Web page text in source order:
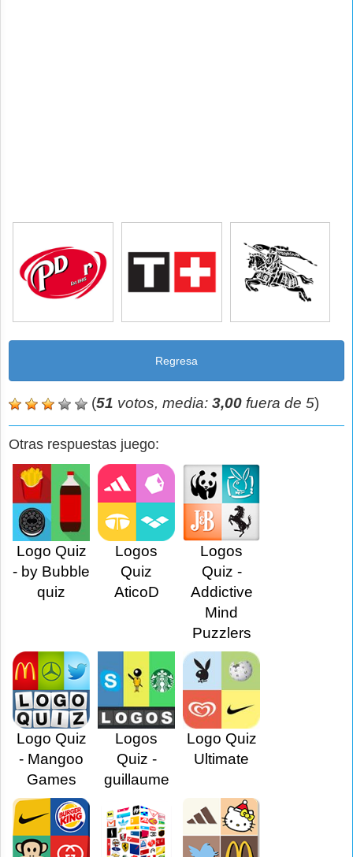
Regresa
(51 votos, media: 3,00 fuera de 5)
Otras respuestas juego:
Logo Quiz
- by Bubble
quiz
Logos
Quiz
AticoD
Logos
Quiz -
Addictive
Mind
Puzzlers
Logo Quiz
- Mangoo
Games
Logos
Quiz -
guillaume
Logo Quiz
Ultimate